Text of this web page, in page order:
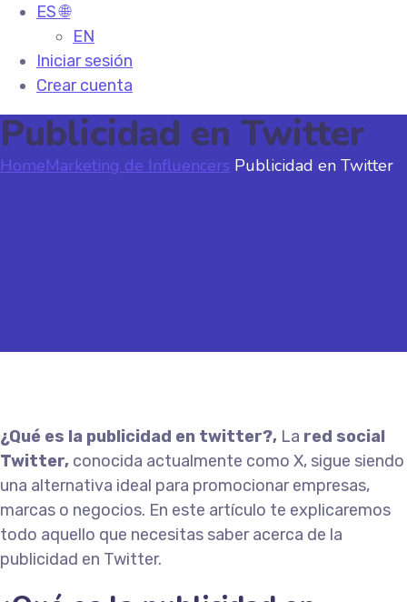
ES 🌐
EN
Iniciar sesión
Crear cuenta
Publicidad en Twitter
HomeMarketing de Influencers Publicidad en Twitter
¿Qué es la publicidad en twitter?, La red social
Twitter, conocida actualmente como X, sigue siendo
una alternativa ideal para promocionar empresas,
marcas o negocios. En este artículo te explicaremos
todo aquello que necesitas saber acerca de la
publicidad en Twitter.